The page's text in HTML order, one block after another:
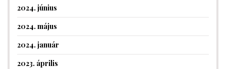
2024. június
2024. május
2024. január
2023. április